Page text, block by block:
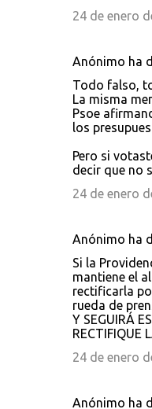
24 de enero
Anónimo ha
Todo falso,
La misma
Psoe
los
Pero si
decir que no
24 de enero
Anónimo ha
Si la
mantiene el
rectificarla
rueda de
Y SEGUIRÁ
RECTIFIQUE
24 de enero
Anónimo ha